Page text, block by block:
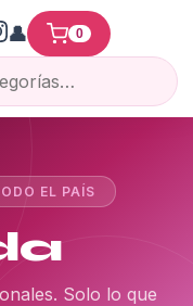
0
EL PAÍS
Solo lo que